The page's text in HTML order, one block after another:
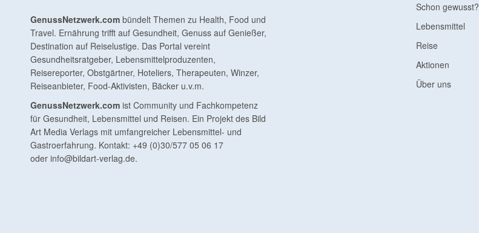
GenussNetzwerk.com bündelt Themen zu Health, Food und
Travel. Ernährung trifft auf Gesundheit, Genuss auf Genießer,
Destination auf Reiselustige. Das Portal vereint
Gesundheitsratgeber, Lebensmittelproduzenten,
Reisereporter, Obstgärtner, Hoteliers, Therapeuten, Winzer,
Reiseanbieter, Food-Aktivisten, Bäcker u.v.m.
GenussNetzwerk.com ist Community und Fachkompetenz
für Gesundheit, Lebensmittel und Reisen. Ein Projekt des Bild
Art Media Verlags mit umfangreicher Lebensmittel- und
Gastroerfahrung. Kontakt: +49 (0)30/577 05 06 17
oder info@bildart-verlag.de.
Schon gewusst?
Lebensmittel
Reise
Aktionen
Über uns